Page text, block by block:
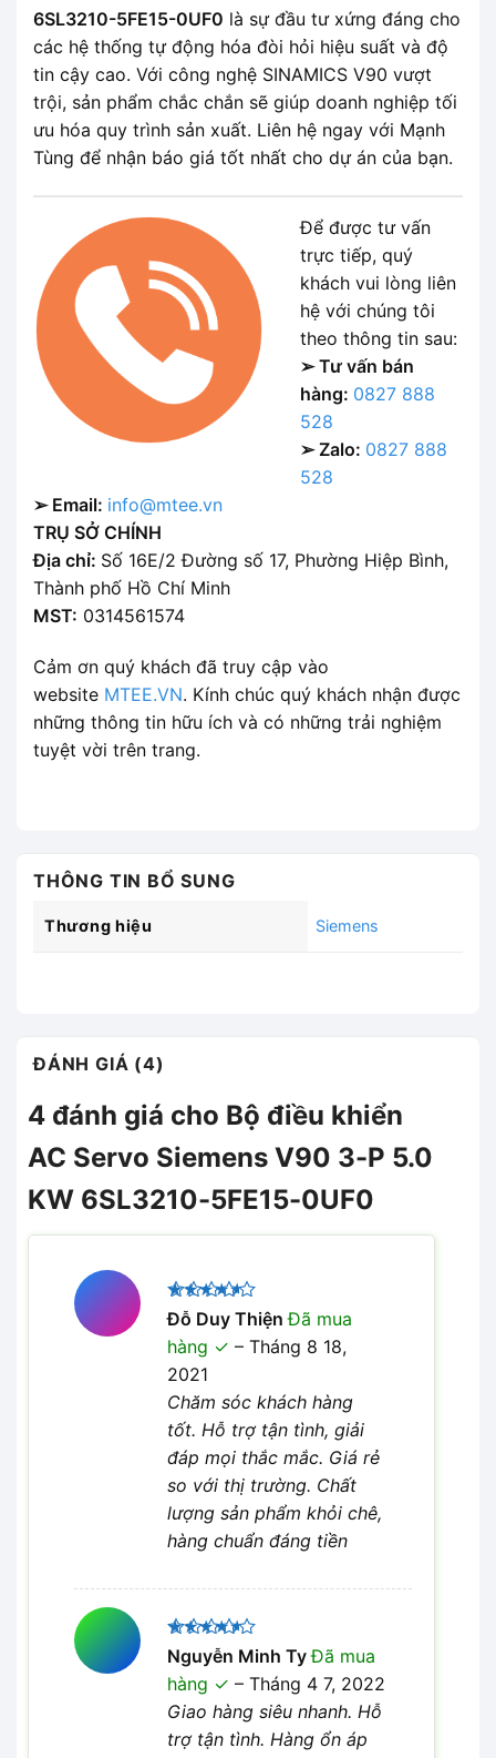
6SL3210-5FE15-0UF0 là sự đầu tư xứng đáng cho
các hệ thống tự động hóa đòi hỏi hiệu suất và độ
tin cậy cao. Với công nghệ SINAMICS V90 vượt
trội, sản phẩm chắc chắn sẽ giúp doanh nghiệp tối
ưu hóa quy trình sản xuất. Liên hệ ngay với Mạnh
Tùng để nhận báo giá tốt nhất cho dự án của bạn.
Để được tư vấn
trực tiếp, quý
khách vui lòng liên
hệ với chúng tôi
theo thông tin sau:
➢ Tư vấn bán
hàng: 0827 888
528
➢ Zalo: 0827 888
528
➢ Email: info@mtee.vn
TRỤ SỞ CHÍNH
Địa chỉ: Số 16E/2 Đường số 17, Phường Hiệp Bình,
Thành phố Hồ Chí Minh
MST: 0314561574
Cảm ơn quý khách đã truy cập vào
website MTEE.VN. Kính chúc quý khách nhận được
những thông tin hữu ích và có những trải nghiệm
tuyệt vời trên trang.
THÔNG TIN BỔ SUNG
Thương hiệu Siemens
ĐÁNH GIÁ (4)
4 đánh giá cho Bộ điều khiển
AC Servo Siemens V90 3-P 5.0
KW 6SL3210-5FE15-0UF0
Được
xếp hạng
45 sao
Đỗ Duy ThiệnĐã mua
hàng
– Tháng 8 18,
2021
Chăm sóc khách hàng
tốt. Hỗ trợ tận tình, giải
đáp mọi thắc mắc. Giá rẻ
so với thị trường. Chất
lượng sản phẩm khỏi chê,
hàng chuẩn đáng tiền
Được
xếp hạng
45 sao
Nguyễn Minh TyĐã mua
hàng
– Tháng 4 7, 2022
Giao hàng siêu nhanh. Hỗ
trợ tận tình. Hàng ổn áp